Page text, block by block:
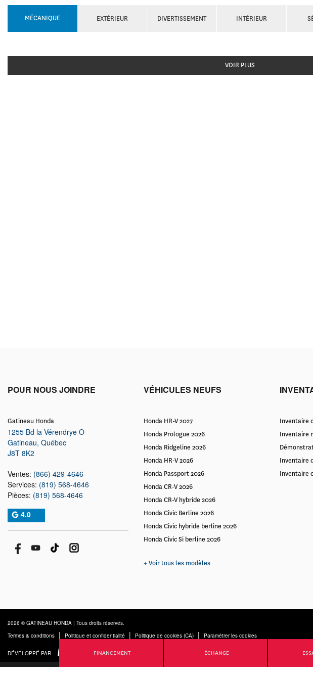
MÉCANIQUE EXTÉRIEUR DIVERTISSEMENT INTÉRIEUR
VOIR PLUS
FINANCEMENT ÉCHANGE
POUR NOUS JOINDRE
Gatineau Honda
1255 Bd la Vérendrye O
Gatineau, Québec
J8T 8K2
Ventes: (866) 429-4646
Services: (819) 568-4646
Pièces: (819) 568-4646
4.0
VÉHICULES NEUFS
Honda HR-V 2027
Honda Prologue 2026
Honda Ridgeline 2026
Honda HR-V 2026
Honda Passport 2026
Honda CR-V 2026
Honda CR-V hybride 2026
Honda Civic Berline 2026
Honda Civic hybride berline 2026
Honda Civic Si berline 2026
+ Voir tous les modèles
Inventaire
Inventaire
Inventaire
Inventaire
2026 © GATINEAU HONDA | Tous droits réservés.
Termes & conditions
| Politique et confidentialité | Politique de cookies (CA) | Paramétrer les cookies
DÉVELOPPÉ PAR